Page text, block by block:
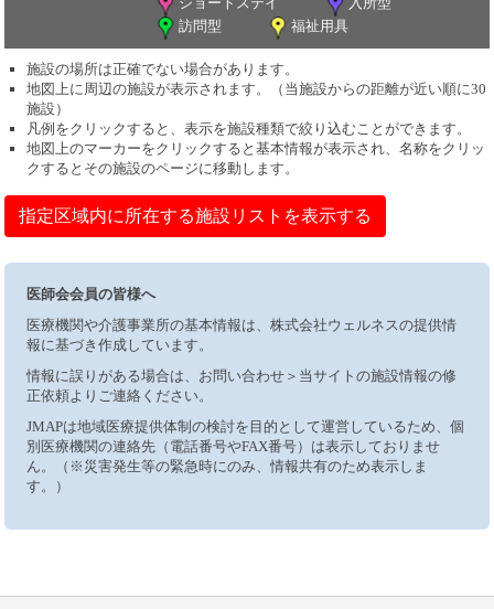
訪問型
福祉用具
施設の場所は正確でない場合があります。
地図上に周辺の施設が表示されます。（当施設からの距離が近い順に30
施設）
凡例をクリックすると、表示を施設種類で絞り込むことができます。
地図上のマーカーをクリックすると基本情報が表示され、名称をクリッ
クするとその施設のページに移動します。
指定区域内に所在する施設リストを表示する
医師会会員の皆様へ
医療機関や介護事業所の基本情報は、株式会社ウェルネスの提供情
報に基づき作成しています。
情報に誤りがある場合は、お問い合わせ＞当サイトの施設情報の修
正依頼よりご連絡ください。
JMAPは地域医療提供体制の検討を目的として運営しているため、個
別医療機関の連絡先（電話番号やFAX番号）は表示しておりませ
ん。（※災害発生等の緊急時にのみ、情報共有のため表示しま
す。）